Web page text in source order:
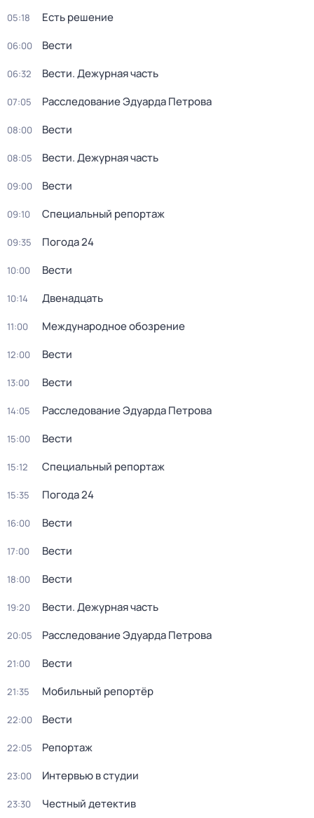
05:18 Есть решение
06:00 Вести
06:32 Вести. Дежурная часть
07:05 Расследование Эдуарда Петрова
08:00 Вести
08:05 Вести. Дежурная часть
09:00 Вести
09:10 Специальный репортаж
09:35 Погода 24
10:00 Вести
10:14 Двенадцать
11:00 Международное обозрение
12:00 Вести
13:00 Вести
14:05 Расследование Эдуарда Петрова
15:00 Вести
15:12 Специальный репортаж
15:35 Погода 24
16:00 Вести
17:00 Вести
18:00 Вести
19:20 Вести. Дежурная часть
20:05 Расследование Эдуарда Петрова
21:00 Вести
21:35 Мобильный репортёр
22:00 Вести
22:05 Репортаж
23:00 Интервью в студии
23:30 Честный детектив